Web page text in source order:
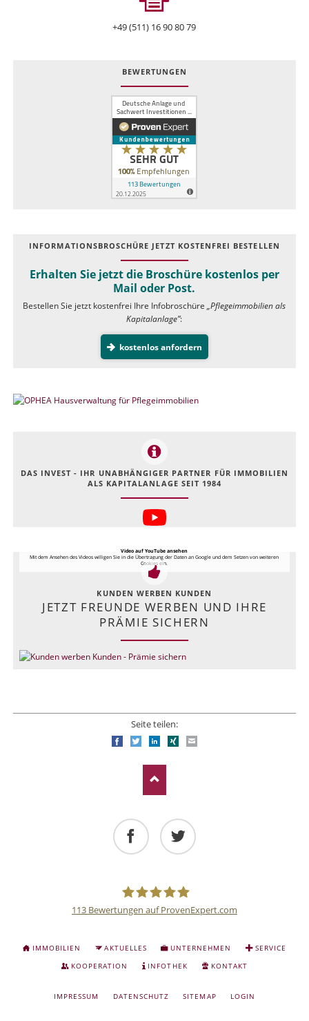
+49 (511) 16 90 80 79
BEWERTUNGEN
INFOR­MATIONS­BROSCHÜRE JETZT KOSTEN­FREI BESTELLEN
Erhalten Sie jetzt die Broschüre kostenlos per
Mail oder Post.
Bestellen Sie jetzt kostenfrei Ihre Infobroschüre„Pflegeimmobilien als
Kapitalanlage”:
kostenlos anfordern
DAS INVEST - IHR UNABHÄNGIGER PARTNER FÜR IMMOBILIEN
ALS KAPITALANLAGE SEIT 1984
Video auf YouTube ansehen
Mit dem Ansehen des Videos willigen Sie in die Übertragung der Daten an Google und dem Setzen von weiteren
Cookies ein.
KUNDEN WERBEN KUNDEN
JETZT FREUNDE WERBEN UND IHRE
PRÄMIE SICHERN
Seite teilen:
FacebookTwitterLinkedIn
Xing
Anlage
und
113 Bewertungen auf ProvenExpert.com
NAVIGATION
ÜBERSPRINGEN
IMMOBILIEN AKTUELLES UNTERNEHMEN
SERVICE
KOOPERATION
INFOTHEK KONTAKT
NAVIGATION
IMPRESSUM DATENSCHUTZ SITEMAP LOGIN